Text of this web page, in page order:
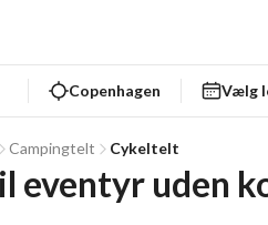
Copenhagen Vælg
Campingtelt Cykeltelt
eventyr uden